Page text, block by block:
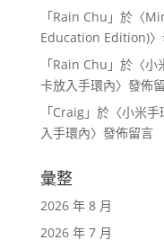
「Rain Chu 」於〈
Education Edition)
「Rain Chu 」於〈小
卡放入手環內〉發佈
「Craig」於〈小米手
入手環內〉發佈留言
彙整
2026 年 8 月
2026 年 7 月